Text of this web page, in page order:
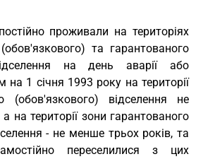
проживали на територіях
та гарантованого
на день аварії або
1 січня 1993 року на території
(обов'язкового) відселення не
на території зони гарантованого
- не менше трьох років, та
переселилися з цих